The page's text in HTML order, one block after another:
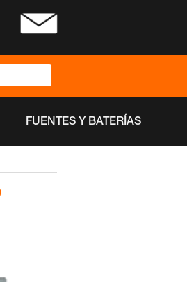
FUENTES Y BATERÍAS